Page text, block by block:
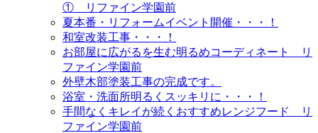
① リファイン学園前
夏本番・リフォームイベント開催・・・！
和室改装工事・・・！
お部屋に広がるを生む明るめコーディネート リ
ファイン学園前
外壁木部塗装工事の完成です。
浴室・洗面所明るくスッキリに・・・！
手間なくキレイが続くおすすめレンジフード リ
ファイン学園前